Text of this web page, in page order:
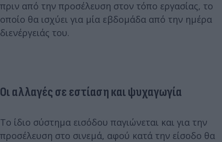
πριν από την προσέλευση στον τόπο εργασίας, το
οποίο θα ισχύει για μία εβδομάδα από την ημέρα
διενέργειάς του.
Οι αλλαγές σε εστίαση και ψυχαγωγία
Το ίδιο σύστημα εισόδου παγιώνεται και για την
προσέλευση στο σινεμά, αφού κατά την είσοδο θα